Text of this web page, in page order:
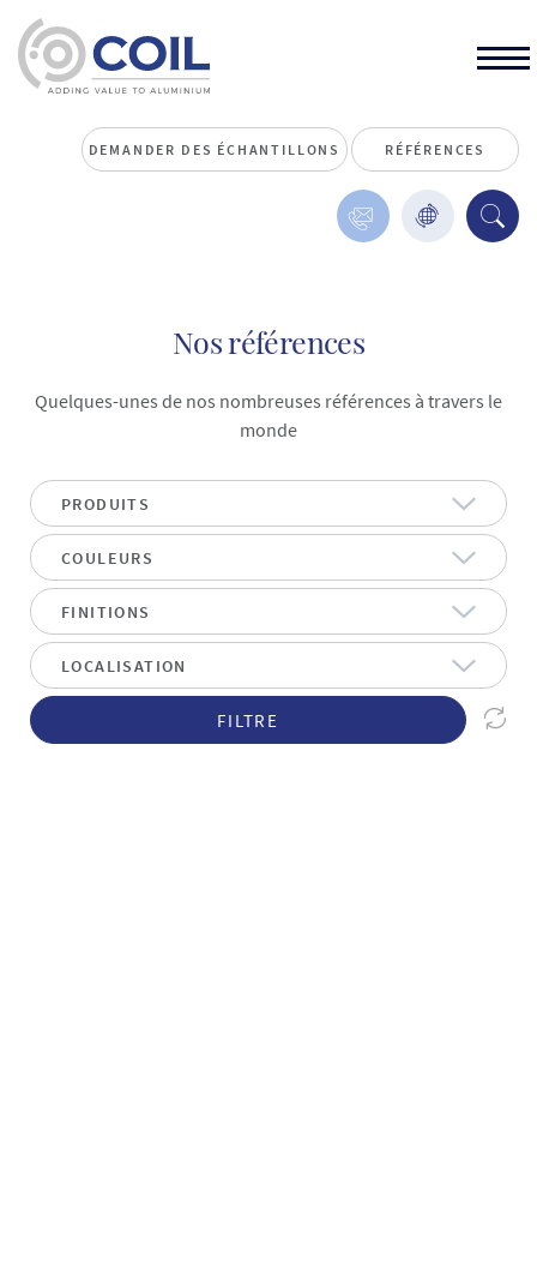
DEMANDER DES ÉCHANTILLONS RÉFÉRENCES
Nos références
Quelques-unes de nos nombreuses références à travers le
monde
FILTRE